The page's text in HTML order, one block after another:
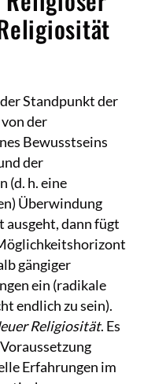
Standpunkt der
von der
Bewusstseins
der
(d. h. eine
Überwindung
ausgeht, dann fügt
gängiger
ein (radikale
endlich zu sein).
Religiosität. Es
Erfahrungen im